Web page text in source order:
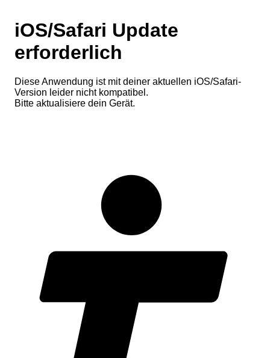
iOS/Safari Update
erforderlich
Diese Anwendung ist mit deiner aktuellen iOS/Safari-
Version leider nicht kompatibel.
Bitte aktualisiere dein Gerät.